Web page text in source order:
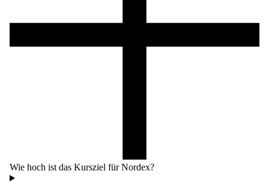
Wie hoch ist das Kursziel für Nordex?